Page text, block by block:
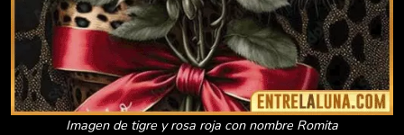
Imagen de tigre y rosa roja con nombre Romita